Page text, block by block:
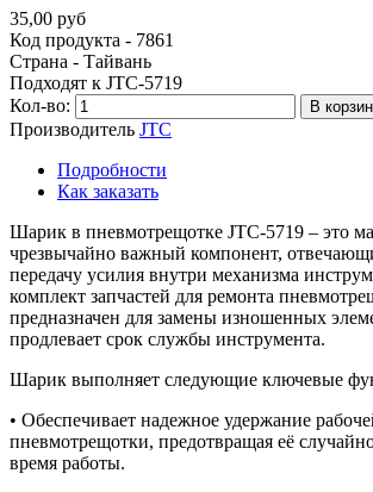
35,00 руб
Код продукта - 7861
Страна - Тайвань
Подходят к JTC-5719
Кол-во:
В
Производитель JTC
Подробности
Как заказать
Шарик в пневмотрещотке JTC-5719 – это
чрезвычайно важный компонент,
передачу усилия внутри механизма
комплект запчастей для ремонта
предназначен для замены изношенных
продлевает срок службы инструмента.
Шарик выполняет следующие ключевые
• Обеспечивает надежное удержание
пневмотрещотки, предотвращая её
время работы.